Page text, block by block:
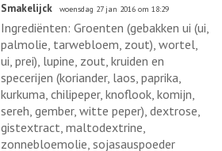
Smakelijck woensdag 27 jan 2016 om 18:29
Ingrediënten: Groenten (gebakken ui (ui,
palmolie, tarwebloem, zout), wortel,
ui, prei), lupine, zout, kruiden en
specerijen (koriander, laos, paprika,
kurkuma, chilipeper, knoflook, komijn,
sereh, gember, witte peper), dextrose,
gistextract, maltodextrine,
zonnebloemolie, sojasauspoeder